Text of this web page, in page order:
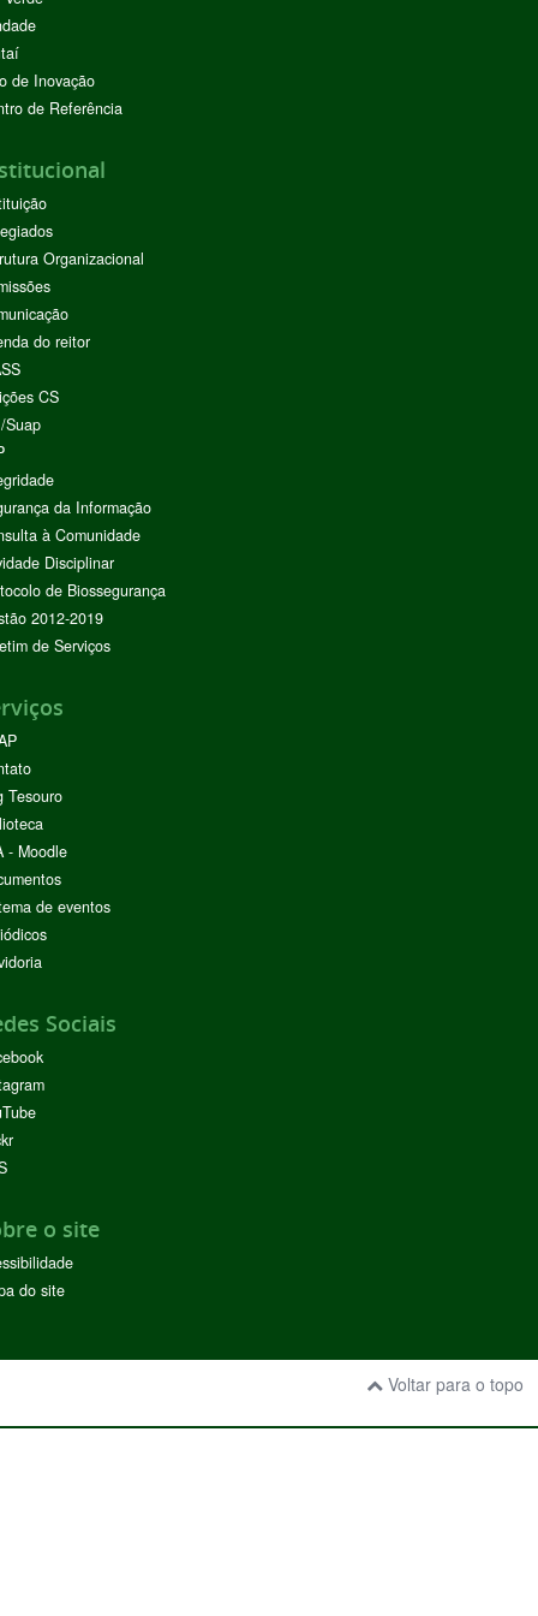
de Inovação
de Referência
Organizacional
do reitor
CS
Suap
da Informação
à Comunidade
Disciplinar
de Biossegurança
2012-2019
de Serviços
Tesouro
- Moodle
de eventos
Sociais
o site
do site
Voltar para o topo